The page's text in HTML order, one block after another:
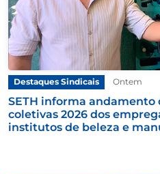
Destaques Sindicais Ontem
SETH informa andamento
coletivas 2026 dos
institutos de beleza e